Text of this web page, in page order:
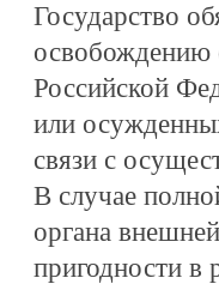
Государство
освобождению
Российской
или
связи с
В случае
органа
пригодности в